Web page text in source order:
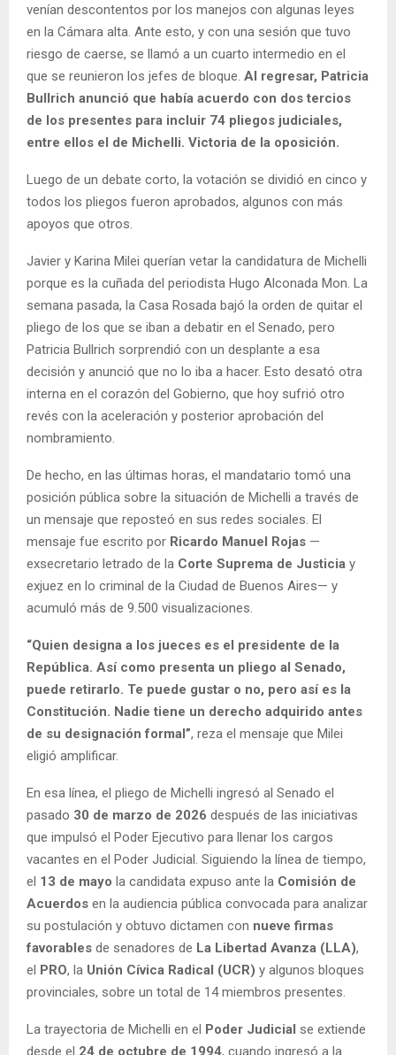
venían descontentos por los manejos con algunas leyes
en la Cámara alta. Ante esto, y con una sesión que tuvo
riesgo de caerse, se llamó a un cuarto intermedio en el
que se reunieron los jefes de bloque. Al regresar, Patricia
Bullrich anunció que había acuerdo con dos tercios
de los presentes para incluir 74 pliegos judiciales,
entre ellos el de Michelli. Victoria de la oposición.
Luego de un debate corto, la votación se dividió en cinco y
todos los pliegos fueron aprobados, algunos con más
apoyos que otros.
Javier y Karina Milei querían vetar la candidatura de Michelli
porque es la cuñada del periodista Hugo Alconada Mon. La
semana pasada, la Casa Rosada bajó la orden de quitar el
pliego de los que se iban a debatir en el Senado, pero
Patricia Bullrich sorprendió con un desplante a esa
decisión y anunció que no lo iba a hacer. Esto desató otra
interna en el corazón del Gobierno, que hoy sufrió otro
revés con la aceleración y posterior aprobación del
nombramiento.
De hecho, en las últimas horas, el mandatario tomó una
posición pública sobre la situación de Michelli a través de
un mensaje que reposteó en sus redes sociales. El
mensaje fue escrito por Ricardo Manuel Rojas —
exsecretario letrado de la Corte Suprema de Justicia y
exjuez en lo criminal de la Ciudad de Buenos Aires— y
acumuló más de 9.500 visualizaciones.
“Quien designa a los jueces es el presidente de la
República. Así como presenta un pliego al Senado,
puede retirarlo. Te puede gustar o no, pero así es la
Constitución. Nadie tiene un derecho adquirido antes
de su designación formal”, reza el mensaje que Milei
eligió amplificar.
En esa línea, el pliego de Michelli ingresó al Senado el
pasado 30 de marzo de 2026 después de las iniciativas
que impulsó el Poder Ejecutivo para llenar los cargos
vacantes en el Poder Judicial. Siguiendo la línea de tiempo,
el 13 de mayo la candidata expuso ante la Comisión de
Acuerdos en la audiencia pública convocada para analizar
su postulación y obtuvo dictamen con nueve firmas
favorables de senadores de La Libertad Avanza (LLA),
el
PRO, la Unión Cívica Radical (UCR) y algunos bloques
provinciales, sobre un total de 14 miembros presentes.
La trayectoria de Michelli en el Poder Judicial se extiende
desde el 24 de octubre de 1994, cuando ingresó a la